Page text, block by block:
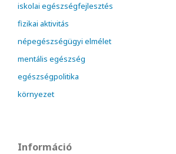
iskolai egészségfejlesztés
fizikai aktivitás
népegészségügyi elmélet
mentális egészség
egészségpolitika
környezet
Információ